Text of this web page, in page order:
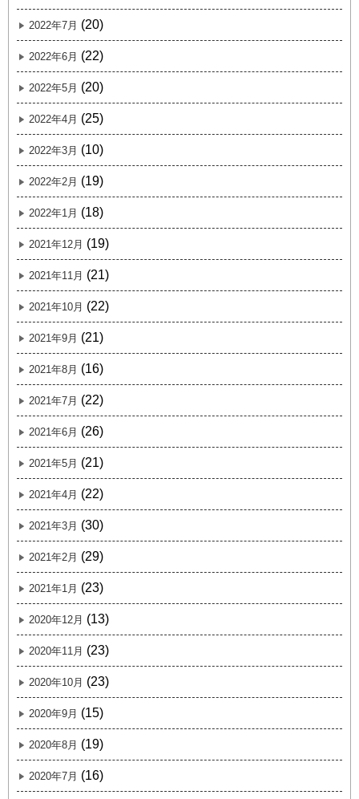
2022年7月 (20)
2022年6月 (22)
2022年5月 (20)
2022年4月 (25)
2022年3月 (10)
2022年2月 (19)
2022年1月 (18)
2021年12月 (19)
2021年11月 (21)
2021年10月 (22)
2021年9月 (21)
2021年8月 (16)
2021年7月 (22)
2021年6月 (26)
2021年5月 (21)
2021年4月 (22)
2021年3月 (30)
2021年2月 (29)
2021年1月 (23)
2020年12月 (13)
2020年11月 (23)
2020年10月 (23)
2020年9月 (15)
2020年8月 (19)
2020年7月 (16)